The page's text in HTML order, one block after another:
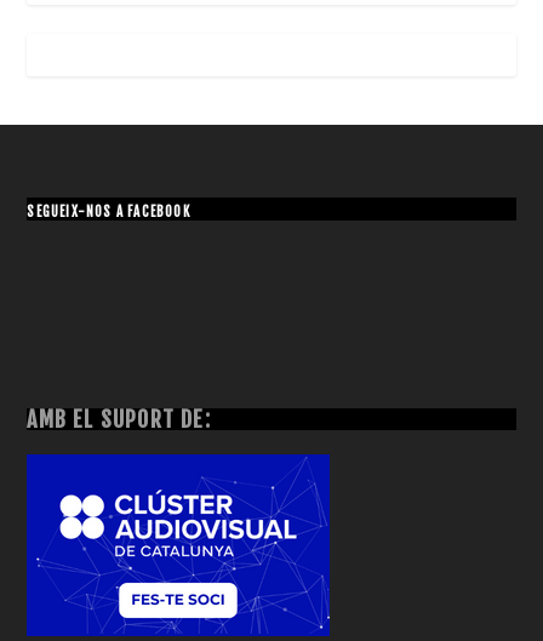
SEGUEIX-NOS A FACEBOOK
AMB EL SUPORT DE: